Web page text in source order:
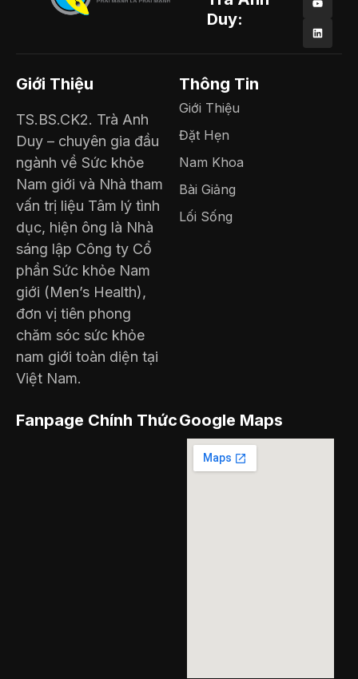
Duy:
Giới Thiệu
TS.BS.CK2. Trà Anh
Duy – chuyên gia đầu
ngành về Sức khỏe
Nam giới và Nhà tham
vấn trị liệu Tâm lý tình
dục, hiện ông là Nhà
sáng lập Công ty Cổ
phần Sức khỏe Nam
giới (Men’s Health),
đơn vị tiên phong
chăm sóc sức khỏe
nam giới toàn diện tại
Việt Nam.
Thông Tin
Giới Thiệu
Đặt Hẹn
Nam Khoa
Bài Giảng
Lối Sống
Fanpage Chính ThứcGoogle Maps